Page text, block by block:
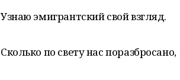
Узнаю эмигрантский свой взгляд.
Сколько по свету нас поразбросано,